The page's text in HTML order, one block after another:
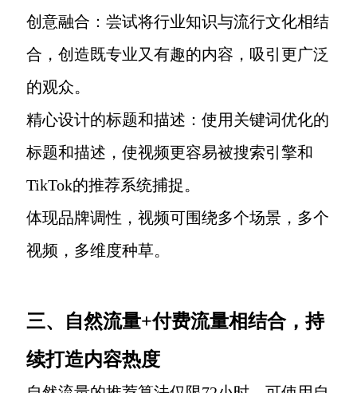
创意融合：尝试将行业知识与流行文化相结
合，创造既专业又有趣的内容，吸引更广泛
的观众。
精心设计的标题和描述：使用关键词优化的
标题和描述，使视频更容易被搜索引擎和
TikTok的推荐系统捕捉。
体现品牌调性，视频可围绕多个场景，多个
视频，多维度种草。
三、自然流量+付费流量相结合，持
续打造内容热度